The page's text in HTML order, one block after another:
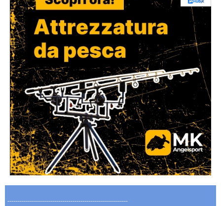
-------------------------------------------------------------